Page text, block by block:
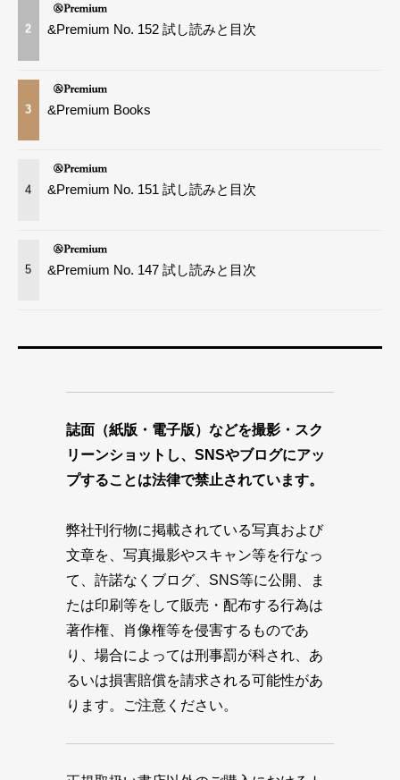
2 &Premium No. 152 試し読みと目次
3 &Premium Books
4 &Premium No. 151 試し読みと目次
5 &Premium No. 147 試し読みと目次
誌面（紙版・電子版）などを撮影・スク
リーンショットし、SNSやブログにアッ
プすることは法律で禁止されています。
弊社刊行物に掲載されている写真および
文章を、写真撮影やスキャン等を行なっ
て、許諾なくブログ、SNS等に公開、ま
たは印刷等をして販売・配布する行為は
著作権、肖像権等を侵害するものであ
り、場合によっては刑事罰が科され、あ
るいは損害賠償を請求される可能性があ
ります。ご注意ください。